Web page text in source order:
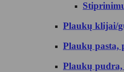
Plaukų klijai/
Plaukų pasta,
Plaukų